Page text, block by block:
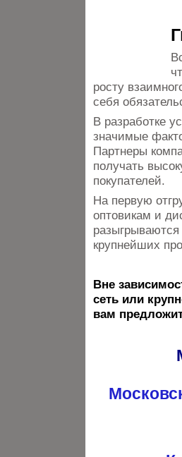
росту
себя
В разработке
значимые
Партнеры
получать
покупателей.
На первую
оптовикам и
крупнейших
Вне
сеть или
вам